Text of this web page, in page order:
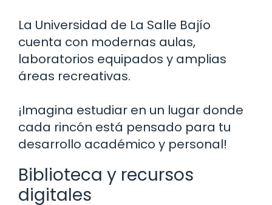
La Universidad de La Salle Bajío
cuenta con modernas aulas,
laboratorios equipados y amplias
áreas recreativas.
¡Imagina estudiar en un lugar donde
cada rincón está pensado para tu
desarrollo académico y personal!
Biblioteca y recursos
digitales